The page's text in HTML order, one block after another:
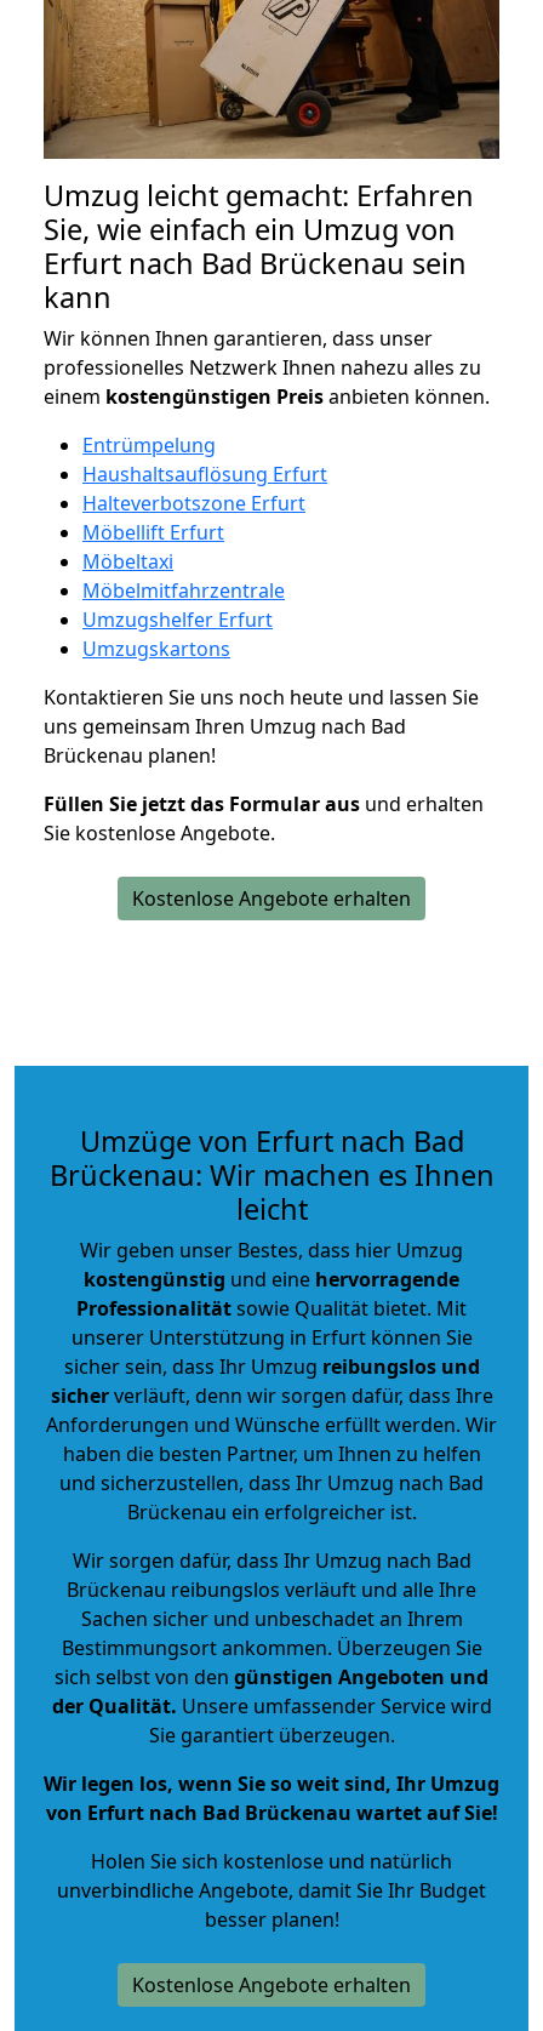
Umzug leicht gemacht: Erfahren
Sie, wie einfach ein Umzug von
Erfurt nach Bad Brückenau sein
kann
Wir können Ihnen garantieren, dass unser
professionelles Netzwerk Ihnen nahezu alles zu
einem kostengünstigen Preisanbieten können.
Entrümpelung
Haushaltsauflösung Erfurt
Halteverbotszone Erfurt
Möbellift Erfurt
Möbeltaxi
Möbelmitfahrzentrale
Umzugshelfer Erfurt
Umzugskartons
Kontaktieren Sie uns noch heute und lassen Sie
uns gemeinsam Ihren Umzug nach Bad
Brückenau planen!
Füllen Sie jetzt das Formular aus und erhalten
Sie kostenlose Angebote.
Kostenlose Angebote erhalten
Umzüge von Erfurt nach Bad
Brückenau: Wir machen es Ihnen
leicht
Wir geben unser Bestes, dass hier Umzug
kostengünstig und eine hervorragende
Professionalitätsowie Qualität bietet. Mit
unserer Unterstützung in Erfurt können Sie
sicher sein, dass Ihr Umzug reibungslos und
sicherverläuft, denn wir sorgen dafür, dass Ihre
Anforderungen und Wünsche erfüllt werden. Wir
haben die besten Partner, um Ihnen zu helfen
und sicherzustellen, dass Ihr Umzug nach Bad
Brückenau ein erfolgreicher ist.
Wir sorgen dafür, dass Ihr Umzug nach Bad
Brückenau reibungslos verläuft und alle Ihre
Sachen sicher und unbeschadet an Ihrem
Bestimmungsort ankommen. Überzeugen Sie
sich selbst von den günstigen Angeboten und
der Qualität. Unsere umfassender Service wird
Sie garantiert überzeugen.
Wir legen los, wenn Sie so weit sind, Ihr Umzug
von Erfurt nach Bad Brückenau wartet auf Sie!
Holen Sie sich kostenlose und natürlich
unverbindliche Angebote, damit Sie Ihr Budget
besser planen!
Kostenlose Angebote erhalten